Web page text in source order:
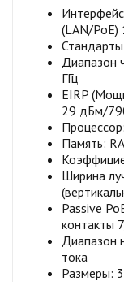
(LAN/
Диапазон
ГГц
EIRP
29 дБм/
Память:
Ширина
Passive
контакты
Диапазон
тока
Размеры: